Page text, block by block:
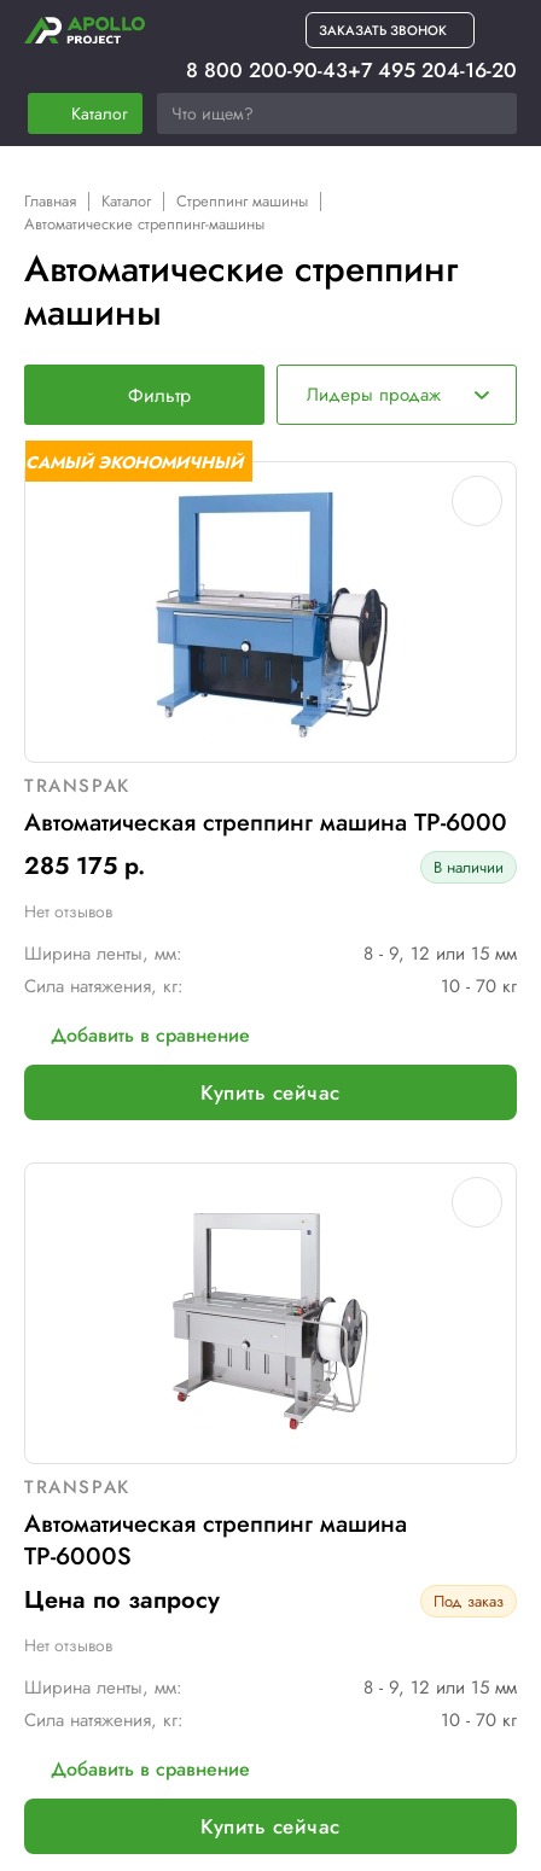
ЗАКАЗАТЬ ЗВОНОК
Каталог
8 800 200-90-43+7 495 204-16-20
Главная Каталог
Стреппинг машины
Автоматические стреппинг-машины
Автоматические стреппинг
машины
Фильтр Лидеры продаж
САМЫЙ ЭКОНОМИЧНЫЙ
TRANSPAK
Автоматическая стреппинг машина TP-6000
285 175 р.
В наличии
Нет отзывов
Ширина ленты, мм:
8 - 9, 12 или 15 мм
Сила натяжения, кг:
10 - 70 кг
Добавить в сравнение
Купить сейчас
TRANSPAK
Автоматическая стреппинг машина
ТР-6000S
Цена по запросу
Под заказ
Нет отзывов
Ширина ленты, мм:
8 - 9, 12 или 15 мм
Сила натяжения, кг:
10 - 70 кг
Добавить в сравнение
Купить сейчас